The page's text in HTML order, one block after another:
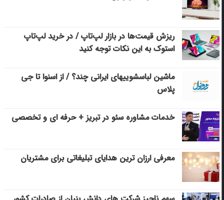
ریزش قیمت‌ها در بازار لپ‌تاپ / در خرید لپ‌تاپ
استوک به این نکات توجه کنید
ماشین لباسشویی‎های ایرانی چند؟ / از اسنوا تا جی
پلاس
خدمات مشاوره سئو در تبریز + حرفه ای و تخصصی
معرفی ارزان ترین هدایای تبلیغاتی برای مشتریان